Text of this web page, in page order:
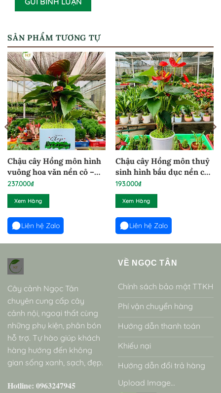
SẢN PHẨM TƯƠNG TỰ
Chậu cây Hồng môn hình
vuông hoa văn nền cỏ –
HMV290924
237.000₫
Xem Hàng
Liên hệ Zalo
Chậu cây Hồng môn thuỷ
sinh hình bầu dục nền cỏ
– HM0CTS2
193.000₫
Xem Hàng
Liên hệ Zalo
Cây cảnh Ngọc Tân
chuyên cung cấp cây
cảnh nội, ngoại thất cùng
những phụ kiện, phân bón
hỗ trợ. Tự hào giúp khách
hàng hướng đến không
gian sống xanh, sạch, đẹp.
Hotline: 0963247945
VỀ NGỌC TÂN
Chính sách bảo mật TTKH
Phí vận chuyển hàng
Hướng dẫn thanh toán
Khiếu nại
Hướng dẫn đổi trả hàng
Upload Image...